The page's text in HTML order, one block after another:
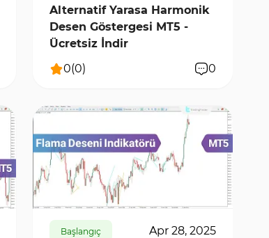
Alternatif Yarasa Harmonik
Desen Göstergesi MT5 -
Ücretsiz İndir
0(0) 0
317 5981 0
Başlangıç
Apr 28, 2025